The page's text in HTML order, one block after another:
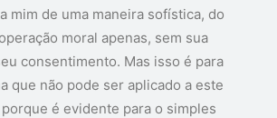
mim de uma maneira sofística, do
moral apenas, sem sua
consentimento. Mas isso é para
que não pode ser aplicado a este
é evidente para o simples